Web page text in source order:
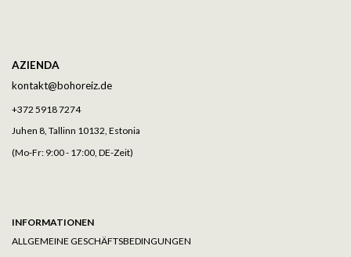
AZIENDA
kontakt@bohoreiz.de
+372 5918 7274
Juhen 8, Tallinn 10132, Estonia
(Mo-Fr: 9:00 - 17:00, DE-Zeit)
INFORMATIONEN
ALLGEMEINE GESCHÄFTSBEDINGUNGEN